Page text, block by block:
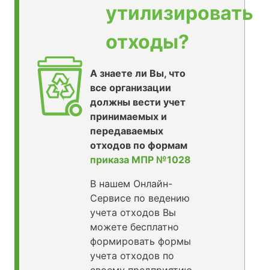
утилизировать
отходы?
А знаете ли Вы, что
все организации
должны вести учет
принимаемых и
передаваемых
отходов по формам
приказа МПР №1028
В нашем Онлайн-
Сервисе по ведению
учета отходов Вы
можете бесплатно
формировать формы
учета отходов по